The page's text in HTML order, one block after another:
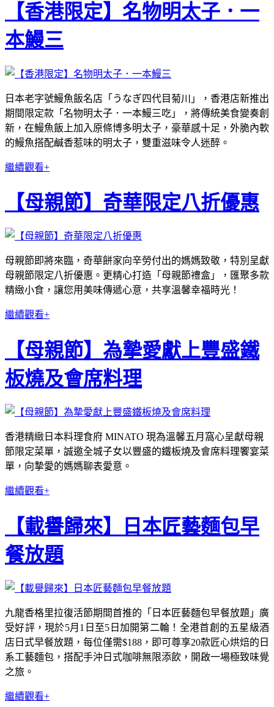
【香港限定】名物明太子．一
本鰻三
日本老字號鰻魚飯名店「うなぎ四代目菊川」，香港店新推出
期間限定款「名物明太子．一本鰻三吃」，將傳統美食變奏創
新，在鰻魚飯上加入原條博多明太子，豪華感十足，外脆內軟
的鰻魚搭配鹹香惹味的明太子，雙重滋味令人迷醉。
繼續觀看+
【母親節】奇華限定八折優惠
母親節即將來臨，奇華餅家向辛勞付出的媽媽致敬，特別呈獻
母親節限定八折優惠。更精心打造「母親節禮盒」，匯聚多款
精緻小食，讓您用美味傳遞心意，共享溫馨幸福時光！
繼續觀看+
【母親節】為摯愛獻上豐盛鐵
板燒及會席料理
香港精緻日本料理食府 MINATO 現為溫馨五月窩心呈獻母親
節限定菜單，誠邀全城子女以豐盛的鐵板燒及會席料理饗宴菜
單，向摯愛的媽媽聊表愛意。
繼續觀看+
【載譽歸來】日本匠藝麵包早
餐放題
九龍香格里拉復活節期間首推的「日本匠藝麵包早餐放題」廣
受好評，現於5月1日至5日加開第二輪！全港首創的五星級酒
店日式早餐放題，每位僅需$188，即可尊享20款匠心烘焙的日
系工藝麵包，搭配手沖日式咖啡無限添飲，開啟一場極致味覺
之旅。
繼續觀看+